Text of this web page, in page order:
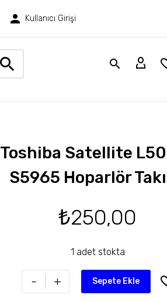
Kullanıcı Girişi
Toshiba Satellite
S5965 Hoparlör
₺250,00
1 adet stokta
- + Sepete Ekle